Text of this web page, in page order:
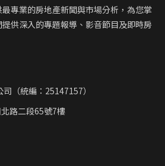
專業的房地產新聞與市場分析，為您掌
供深入的專題報導、影音節目及即時房
（統編：25147157）
路二段65號7樓